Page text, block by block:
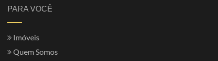
PARA VOCÊ
Imóveis
Quem Somos